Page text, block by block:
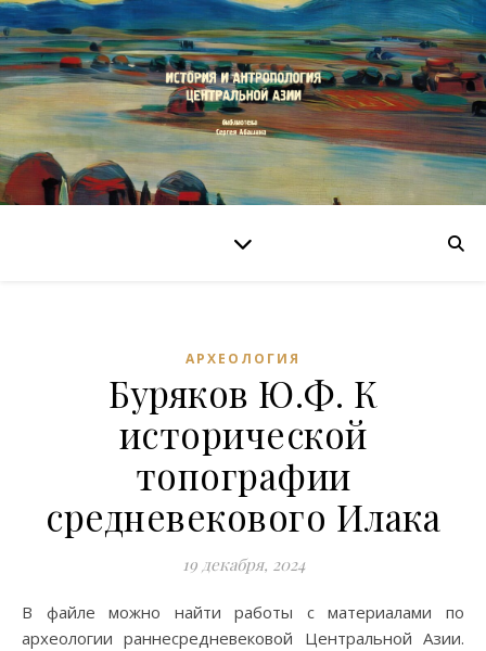
АРХЕОЛОГИЯ
Буряков Ю.Ф. К
исторической
топографии
средневекового Илака
19 декабря, 2024
В файле можно найти работы с материалами по
археологии раннесредневековой Центральной Азии.